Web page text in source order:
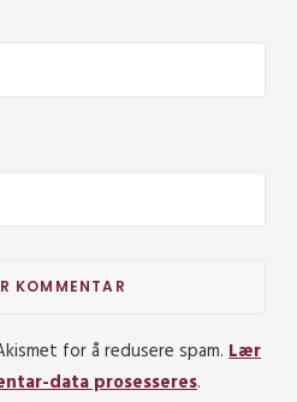
for å redusere spam. Lær
data prosesseres.